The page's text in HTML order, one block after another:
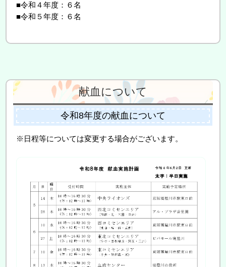
■令和４年度：６名
■令和５年度：６名
献血について
令和8年度の献血について
※日程等については変更する場合がございます。